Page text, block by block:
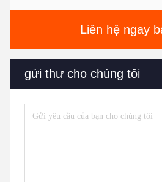
Liên hệ ngay
gửi thư cho chúng tôi